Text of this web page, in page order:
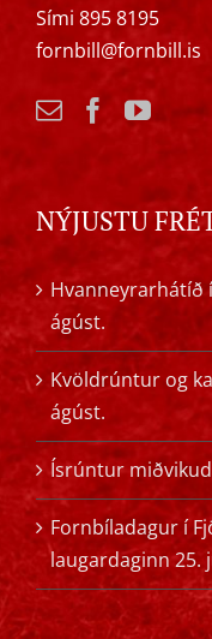
Sími 895 8195
fornbill@fornbill.is
NÝJUSTU
Hvanneyrarhátíð
ágúst.
Kvöldrúntur og
ágúst.
Ísrúntur
Fornbíladagur í
laugardaginn 25.